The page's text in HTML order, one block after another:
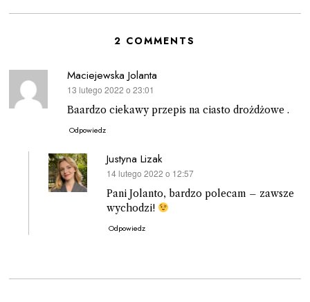
2 COMMENTS
Maciejewska Jolanta
pisze:
13 lutego 2022 o 23:01
Baardzo ciekawy przepis na ciasto drożdżowe .
Odpowiedz
Justyna Lizak
pisze:
14 lutego 2022 o 12:57
Pani Jolanto, bardzo polecam – zawsze
wychodzi!
Odpowiedz